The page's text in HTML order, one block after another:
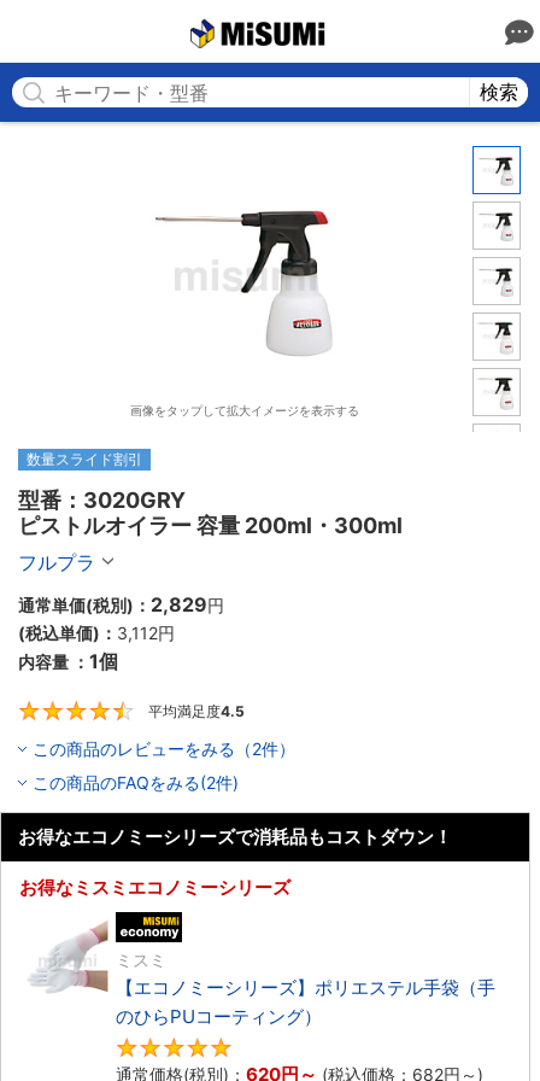
検索
画像をタップして拡大イメージを表示する
数量スライド割引
型番：3020GRY
ピストルオイラー 容量 200ml・300ml
フルプラ
通常単価(税別)： 2,829円
(税込単価)： 3,112円
内容量 ： 1個
平均満足度4.5
この商品のレビューをみる（2件）
この商品のFAQをみる(2件)
お得なエコノミーシリーズで消耗品もコストダウン！
お得なミスミエコノミーシリーズ
ミスミ
【エコノミーシリーズ】ポリエステル手袋（手
のひらPUコーティング）
通常価格(税別)： 620円 ～ (税込価格： 682円 ～)